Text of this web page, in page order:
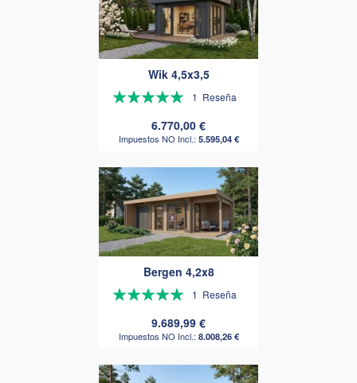
Wik 4,5x3,5
Valoración:
1 Reseña
6.770,00 €
5.595,04 €
Bergen 4,2x8
Valoración:
1 Reseña
9.689,99 €
8.008,26 €